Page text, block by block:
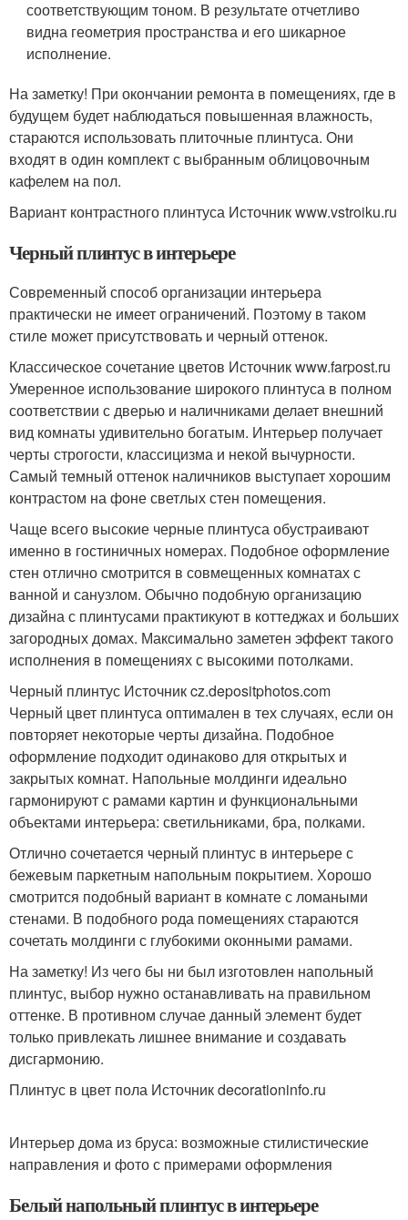
соответствующим тоном. В результате отчетливо
видна геометрия пространства и его шикарное
исполнение.
На заметку! При окончании ремонта в помещениях, где в
будущем будет наблюдаться повышенная влажность,
стараются использовать плиточные плинтуса. Они
входят в один комплект с выбранным облицовочным
кафелем на пол.
Вариант контрастного плинтуса Источник www.vstroiku.ru
Черный плинтус в интерьере
Современный способ организации интерьера
практически не имеет ограничений. Поэтому в таком
стиле может присутствовать и черный оттенок.
Классическое сочетание цветов Источник www.farpost.ru
Умеренное использование широкого плинтуса в полном
соответствии с дверью и наличниками делает внешний
вид комнаты удивительно богатым. Интерьер получает
черты строгости, классицизма и некой вычурности.
Самый темный оттенок наличников выступает хорошим
контрастом на фоне светлых стен помещения.
Чаще всего высокие черные плинтуса обустраивают
именно в гостиничных номерах. Подобное оформление
стен отлично смотрится в совмещенных комнатах с
ванной и санузлом. Обычно подобную организацию
дизайна с плинтусами практикуют в коттеджах и больших
загородных домах. Максимально заметен эффект такого
исполнения в помещениях с высокими потолками.
Черный плинтус Источник cz.depositphotos.com
Черный цвет плинтуса оптимален в тех случаях, если он
повторяет некоторые черты дизайна. Подобное
оформление подходит одинаково для открытых и
закрытых комнат. Напольные молдинги идеально
гармонируют с рамами картин и функциональными
объектами интерьера: светильниками, бра, полками.
Отлично сочетается черный плинтус в интерьере с
бежевым паркетным напольным покрытием. Хорошо
смотрится подобный вариант в комнате с ломаными
стенами. В подобного рода помещениях стараются
сочетать молдинги с глубокими оконными рамами.
На заметку! Из чего бы ни был изготовлен напольный
плинтус, выбор нужно останавливать на правильном
оттенке. В противном случае данный элемент будет
только привлекать лишнее внимание и создавать
дисгармонию.
Плинтус в цвет пола Источник decorationinfo.ru
Интерьер дома из бруса: возможные стилистические
направления и фото с примерами оформления
Белый напольный плинтус в интерьере